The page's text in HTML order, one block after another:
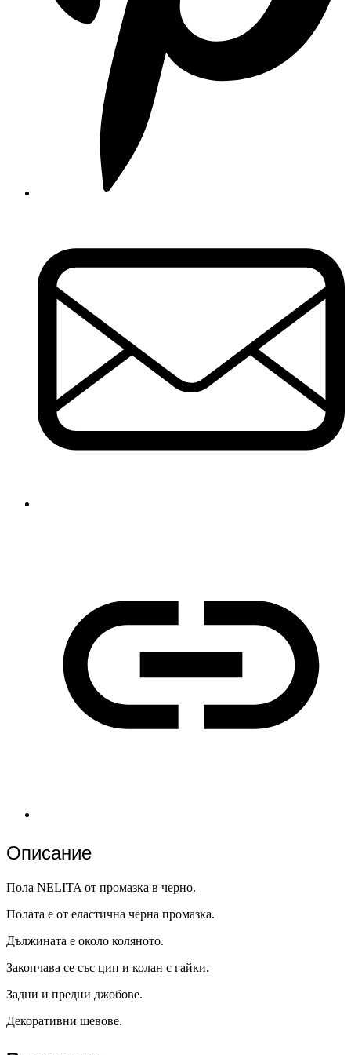
Описание
Пола NELITA от промазка в черно.
Полата е от еластична черна промазка.
Дължината е около коляното.
Закопчава се със цип и колан с гайки.
Задни и предни джобове.
Декоративни шевове.